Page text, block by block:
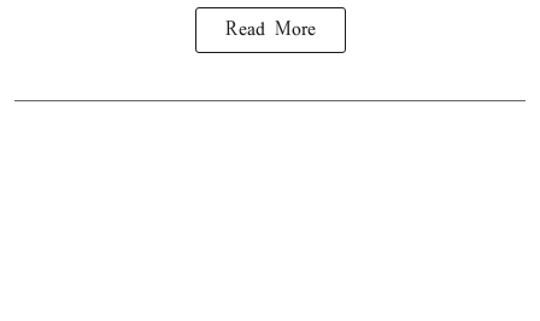
Read More